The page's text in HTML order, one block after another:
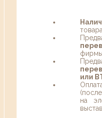
товара
фирмы
или
на